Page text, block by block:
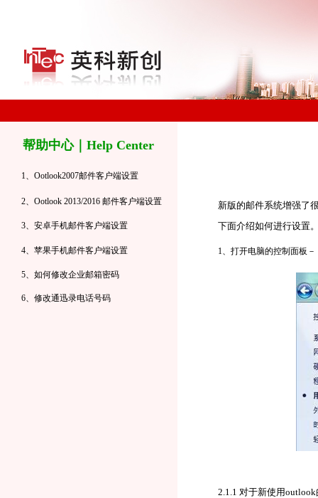
帮助中心｜Help Center
新版的邮件系统增强了
下面介绍如何进行设置
1、打开电脑的控制面板
2.1.1 对于新使用